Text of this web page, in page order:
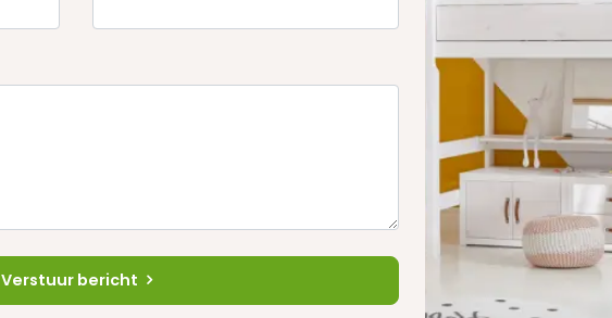
Verstuur bericht